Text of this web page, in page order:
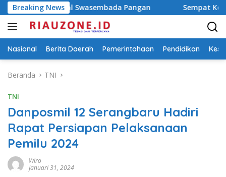
Langsung
ke
konten
Breaking News
Swasembada Pangan Sempat Kejar-kejaran
Nasional Berita Daerah Pemerintahaan Pendidikan
Beranda TNI
TNI
Danposmil 12 Serangbaru Hadiri
Rapat Persiapan Pelaksanaan
Pemilu 2024
Wiro
Januari 31, 2024